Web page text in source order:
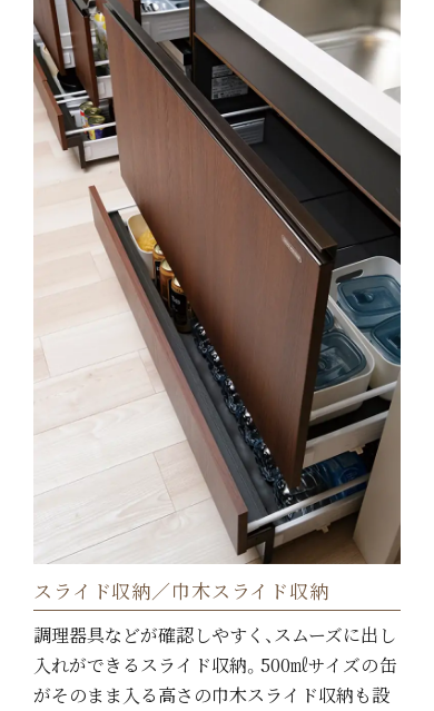
スライド収納／巾木スライド収納
調理器具などが確認しやすく、スムーズに出し
入れができるスライド収納。500㎖サイズの缶
がそのまま入る高さの巾木スライド収納も設